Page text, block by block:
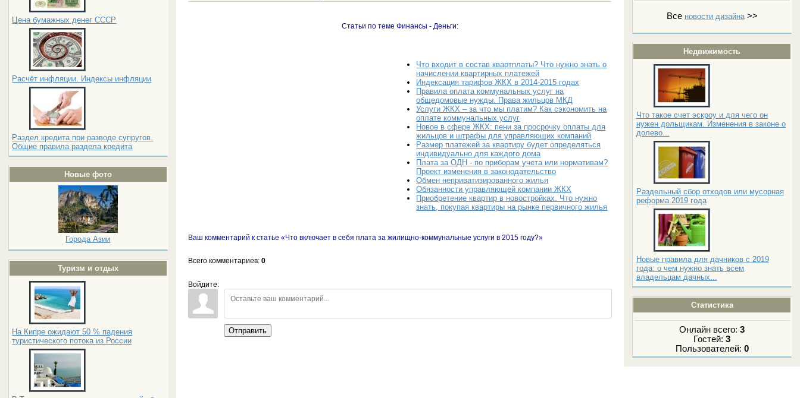
Цена бумажных денег СССР
Расчёт инфляции. Индексы инфляции
Раздел кредита при разводе супругов.
Общие правила раздела кредита
Новые фото
Города Азии
Туризм и отдых
На Кипре ожидают 50 % падения
туристического потока из России
Все новости дизайна>>
Недвижимость
Что такое счет эскроу и для чего он
нужен дольщикам. Изменения в законе о
долево...
Раздельный сбор отходов или мусорная
реформа 2019 года
Новые правила для дачников с 2019
года: о чем нужно знать всем
владельцам дачных...
Статистика
Онлайн всего:3
Гостей:3
Пользователей: 0
Статьи по теме Финансы - Деньги:
Что входит в состав квартплаты? Что нужно знать о
начислении квартирных платежей
Индексация тарифов ЖКХ в 2014-2015 годах
Правила оплата коммунальных услуг на
общедомовые нужды. Права жильцов МКД
Услуги ЖКХ – за что мы платим? Как сэкономить на
оплате коммунальных услуг
Новое в сфере ЖКХ: пени за просрочку оплаты для
жильцов и штрафы для управляющих компаний
Размер платежей за квартиру будет определяться
индивидуально для каждого дома
Плата за ОДН - по приборам учета или нормативам?
Проект изменения в законодательство
Обмен неприватизированного жилья
Обязанности управляющей компании ЖКХ
Приобретение квартир в новостройках. Что нужно
знать, покупая квартиры на рынке первичного жилья
Ваш комментарий к статье «Что включает в себя плата за жилищно-коммунальные услуги в 2015 году?»
Всего комментариев:0
Войдите:
Отправить